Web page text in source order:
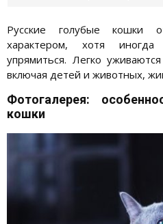
Русские голубые кошки
характером, хотя
упрямиться. Легко
включая детей и животных,
Фотогалерея:
кошки